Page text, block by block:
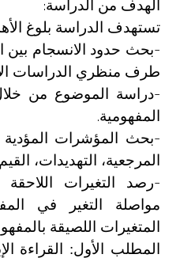
الهدف من الدراسة
تستهدف الدراسة بلوغ
-بحث حدود الانسجام بين
طرف منظري الدراسات
-دراسة الموضوع من
المفهومية.
-بحث المؤشرات المؤدية
المرجعية، التهديدات،
-رصد التغيرات
مواصلة التغير في
المتغيرات اللصيقة
المطلب الأول: القراءة